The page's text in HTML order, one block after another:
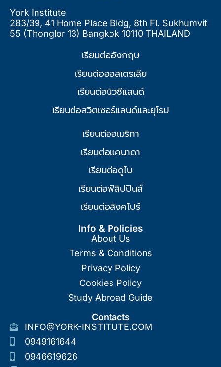
York Institute
283/39, 41 Home Place Bldg, 8th Fl. Sukhumvit
55 (Thonglor 13) Bangkok 10110 THAILAND
เรียนต่ออังกฤษ
เรียนต่อออสเตรเลีย
เรียนต่อนิวซีแลนด์
เรียนต่อสวิตเซอร์แลนด์และยุโรป
เรียนต่ออเมริกา
เรียนต่อแคนาดา
เรียนต่อดูไบ
เรียนต่อฟิลิปปินส์
เรียนต่อสิงคโปร์
Info & Policies
About Us
Terms & Conditions
Privacy Policy
Cookies Policy
Study Abroad Guide
Contacts
INFO@YORK-INSTITUTE.COM
0949161644
0946619626